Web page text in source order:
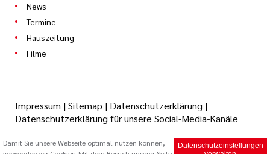
News
Termine
Hauszeitung
Filme
Impressum |Sitemap | Datenschutzerklärung |
Datenschutzerklärung für unsere Social-Media-Kanäle
Datenschutzeinstellungen
Damit Sie unsere Webseite optimal nutzen können,